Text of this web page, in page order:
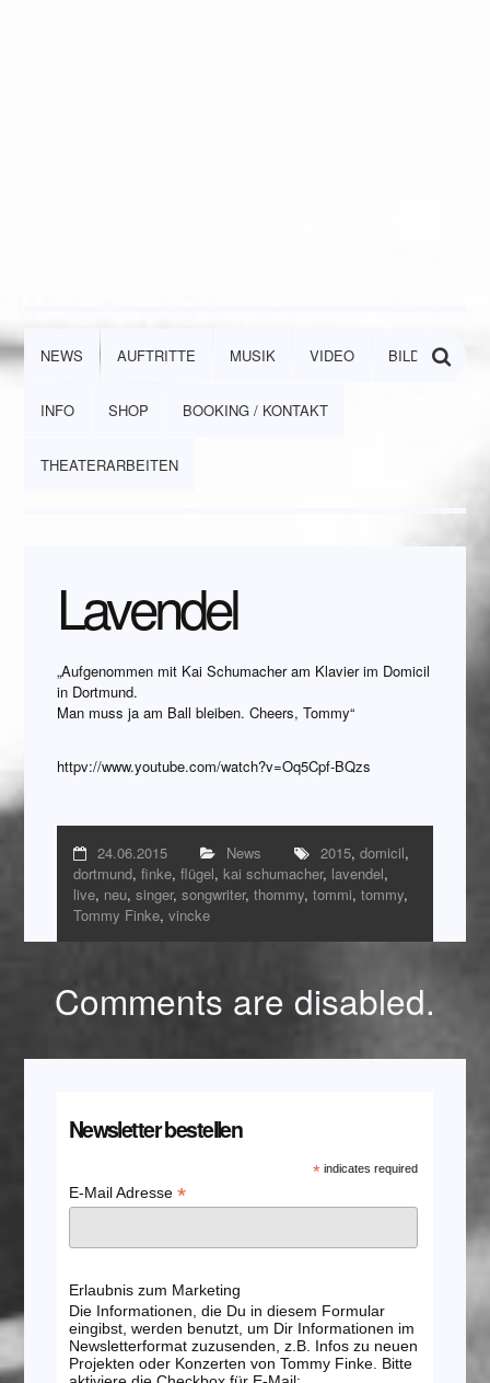
NEWS AUFTRITTE MUSIK VIDEO BILDER
INFO SHOP BOOKING / KONTAKT
THEATERARBEITEN
Lavendel
„Aufgenommen mit Kai Schumacher am Klavier im Domicil
in Dortmund.
Man muss ja am Ball bleiben. Cheers, Tommy“
httpv://www.youtube.com/watch?v=Oq5Cpf-BQzs
24.06.2015 News 2015,domicil,
dortmund,finke,flügel,kai schumacher, lavendel,
live, neu,singer,songwriter,thommy,tommi,tommy,
Tommy Finke,vincke
Comments are disabled.
Newsletter bestellen
* indicates required
E-Mail Adresse *
Erlaubnis zum Marketing
Die Informationen, die Du in diesem Formular
eingibst, werden benutzt, um Dir Informationen im
Newsletterformat zuzusenden, z.B. Infos zu neuen
Projekten oder Konzerten von Tommy Finke. Bitte